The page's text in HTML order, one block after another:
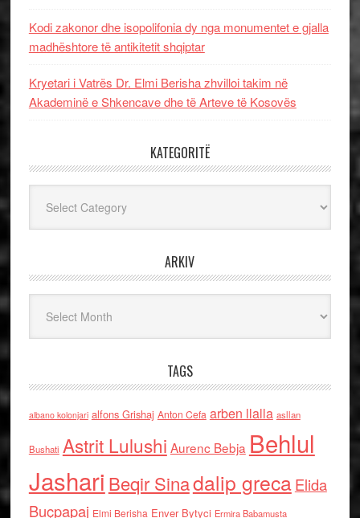
Kodi zakonor dhe isopolifonia dy nga monumentet e gjalla
madhështore të antikitetit shqiptar
Kryetari i Vatrës Dr. Elmi Berisha zhvilloi takim në
Akademinë e Shkencave dhe të Arteve të Kosovës
KATEGORITË
ARKIV
TAGS
albano kolonjari alfons Grishaj Anton Cefa arben llalla asllan
Bushati Astrit Lulushi Aurenc Bebja Behlul
Jashari Beqir Sinadalip grecaElida
Buçpapaj Elmi Berisha Enver Bytyci Ermira Babamusta